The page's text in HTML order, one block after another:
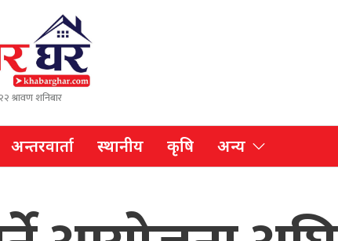
श्रावण शनिबार
अन्तरवार्ता स्थानीय कृषि अन्य